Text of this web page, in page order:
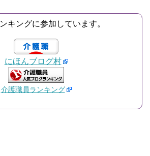
キングに参加しています。
にほんブログ村
介護職員ランキング